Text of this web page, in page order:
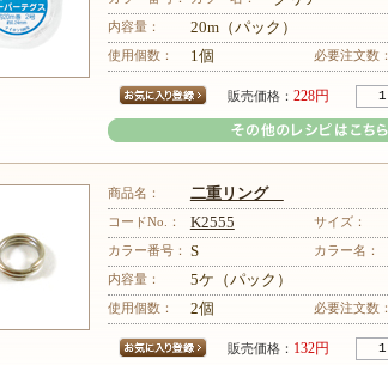
その他のレシピはこちら
内容量： 20m（パック）
使用個数： 1個 必要注文数：
販売価格： 228円
その他のレシピはこちら
商品名： 二重リング
コードNo.： K2555 サイズ：
カラー番号： S カラー名：
内容量： 5ケ（パック）
使用個数： 2個 必要注文数：
販売価格： 132円